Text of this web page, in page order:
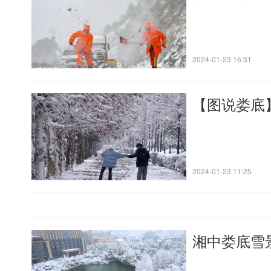
2024-01-23 16:31
【图说娄
2024-01-23 11:25
湘中娄底雪